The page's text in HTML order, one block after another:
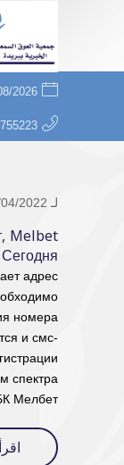
2026
لـ 2022
Melbet
адрес
номера
и смс-
спектра
Мелбет...